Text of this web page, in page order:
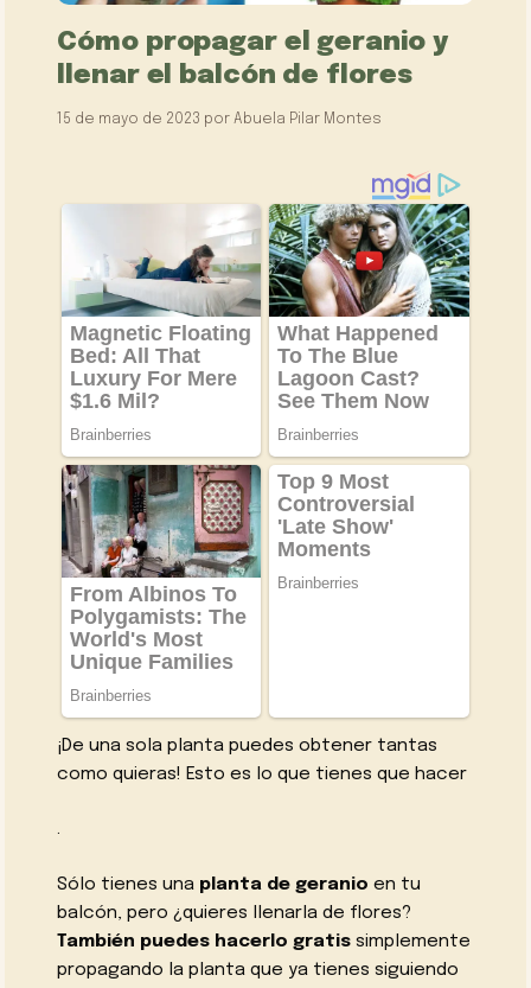
Cómo propagar el geranio y
llenar el balcón de flores
15 de mayo de 2023 porAbuela Pilar Montes
¡De una sola planta puedes obtener tantas
como quieras! Esto es lo que tienes que hacer
.
Sólo tienes una planta de geranio en tu
balcón, pero ¿quieres llenarla de flores?
También puedes hacerlo gratis simplemente
propagando la planta que ya tienes siguiendo